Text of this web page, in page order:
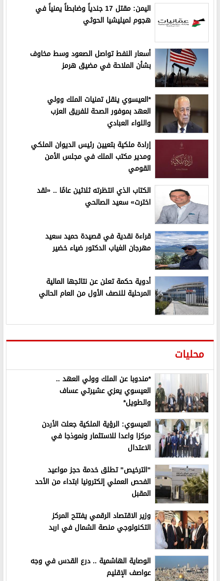
اليمن: مقتل 17 جندياً وضابطاً يمنياً في
هجوم لميليشيا الحوثي
أسعار النفط تواصل الصعود وسط مخاوف
بشأن الملاحة في مضيق هرمز
*العيسوي ينقل تمنيات الملك وولي
العهد بموفور الصحة للفريق العزب
واللواء العبادي
إرادة ملكية بتعيين رئيس الديوان الملكي
ومدير مكتب الملك في مجلس الأمن
القومي
الكتاب الذي انتظرته ثلاثين عامًا .. «لقد
اخترت» سعيد الصالحي
قراءة نقدية في قصيدة حميد سعيد
مهرجان الغياب الدكتور ضياء خضير
أدوية حكمة تعلن عن نتائجها المالية
المرحلية للنصف الأول من العام الحالي
محليات
*مندوبا عن الملك وولي العهد ..
العيسوي يعزي عشيرتي عساف
والطويل*
العيسوي: الرؤية الملكية جعلت الأردن
مركزا واعدا للاستثمار ونموذجا في
الاعتدال
"الترخيص" تطلق خدمة حجز مواعيد
الفحص العملي إلكترونيا ابتداء من الأحد
المقبل
وزير الاقتصاد الرقمي يفتتح المركز
التكنولوجي منصة الشمال في اربد
الوصاية الهاشمية .. درع القدس في وجه
عواصف الإقليم